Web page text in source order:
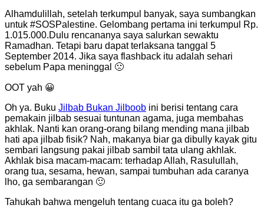
Alhamdulillah, setelah terkumpul banyak, saya sumbangkan
untuk #SOSPalestine. Gelombang pertama ini terkumpul Rp.
1.015.000.Dulu rencananya saya salurkan sewaktu
Ramadhan. Tetapi baru dapat terlaksana tanggal 5
September 2014. Jika saya flashback itu adalah sehari
sebelum Papa meninggal 🙁
OOT yah 😀
Oh ya. Buku Jilbab Bukan Jilboob ini berisi tentang cara
pemakain jilbab sesuai tuntunan agama, juga membahas
akhlak. Nanti kan orang-orang bilang mending mana jilbab
hati apa jilbab fisik? Nah, makanya biar ga dibully kayak gitu
sembari langsung pakai jilbab sambil tata ulang akhlak.
Akhlak bisa macam-macam: terhadap Allah, Rasulullah,
orang tua, sesama, hewan, sampai tumbuhan ada caranya
lho, ga sembarangan 🙂
Tahukah bahwa mengeluh tentang cuaca itu ga boleh?